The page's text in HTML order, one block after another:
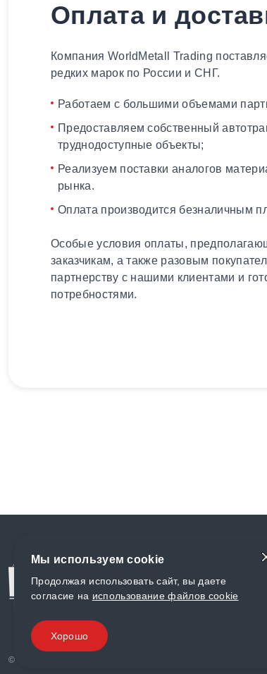
Оплата и
Компания WorldMetall Trading
редких марок по России и СНГ.
Работаем с большими объемами
Предоставляем собственный
труднодоступные объекты;
Реализуем поставки аналогов
рынка.
Оплата производится безналичным
Особые условия оплаты,
заказчикам, а также разовым
партнерству с нашими клиентами и
потребностями.
Доставка и оплата
Цветной металл
© «World Metall» 2025, Разработка и комплексное
Мы используем cookie
Продолжая использовать сайт, вы даете
согласие на использование файлов cookie
Хорошо